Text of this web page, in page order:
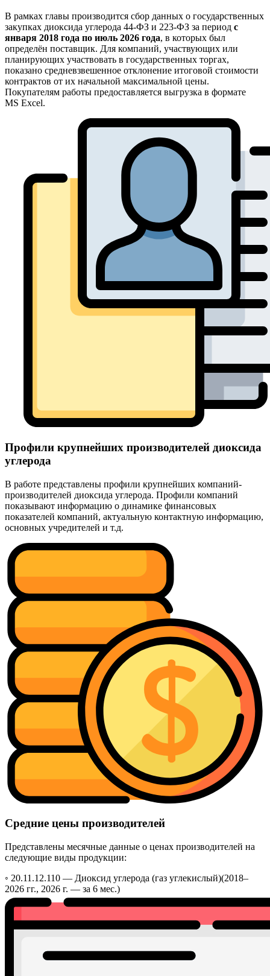
В рамках главы производится сбор данных о государственных
закупках диоксида углерода 44-ФЗ и 223-ФЗ за период с
января 2018 года по июль 2026 года, в которых был
определён поставщик. Для компаний, участвующих или
планирующих участвовать в государственных торгах,
показано средневзвешенное отклонение итоговой стоимости
контрактов от их начальной максимальной цены.
Покупателям работы предоставляется выгрузка в формате
MS Excel.
Профили крупнейших производителей диоксида
углерода
В работе представлены профили крупнейших компаний-
производителей диоксида углерода. Профили компаний
показывают информацию о динамике финансовых
показателей компаний, актуальную контактную информацию,
основных учредителей и т.д.
Средние цены производителей
Представлены месячные данные о ценах производителей на
следующие виды продукции:
◦ 20.11.12.110 — Диоксид углерода (газ углекислый)(2018–
2026 гг., 2026 г. — за 6 мес.)